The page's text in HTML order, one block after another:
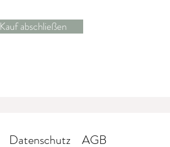
Kauf abschließen
Datenschutz AGB